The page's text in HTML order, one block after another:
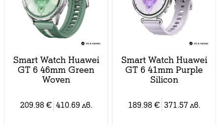
Smart Watch Huawei
GT 6 46mm Green
Woven
209.98 € 410.69 лв.
Smart Watch Huawei
GT 6 41mm Purple
Silicon
189.98 € 371.57 лв.